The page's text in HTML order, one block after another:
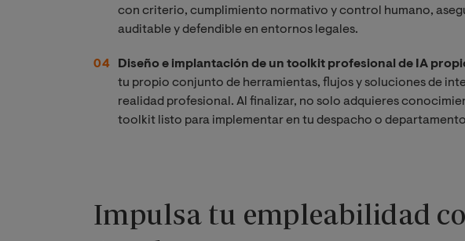
con criterio, cumplimiento normativo y control humano,
auditable y defendible en entornos legales.
Diseño e implantación de un toolkit profesional de IA
tu propio conjunto de herramientas, flujos y soluciones de
realidad profesional. Al finalizar, no solo adquieres
toolkit listo para implementar en tu despacho o
Impulsa tu empleabilidad